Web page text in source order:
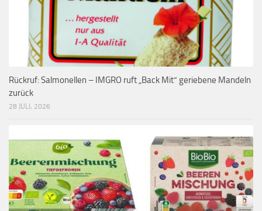
Rückruf: Salmonellen – IMGRO ruft „Back Mit“ geriebene Mandeln
zurück
28 JULI, 2026